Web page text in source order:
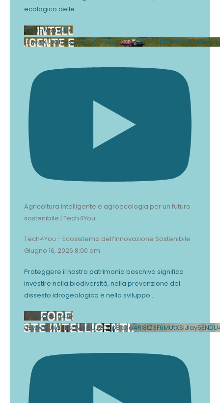
ecologico delle...
Video YouTube
Agricoltura intelligente e agroecologia per un futuro
sostenibile | Tech4You
Tech4You - Ecosistema dell’Innovazione Sostenibile
Giugno 16, 2026 8:00 am
Proteggere il nostro patrimonio boschivo significa
investire nella biodiversità, nella prevenzione del
dissesto idrogeologico e nello sviluppo...
Video YouTube